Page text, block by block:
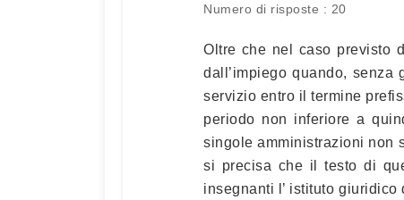
Numero di risposte : 20
Oltre che nel caso previsto
dall’impiego quando, senza
servizio entro il termine
periodo non inferiore a
singole amministrazioni non
si precisa che il testo di
insegnanti l’ istituto